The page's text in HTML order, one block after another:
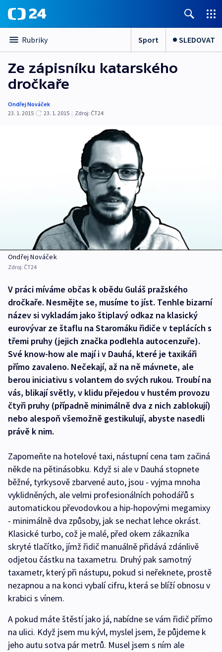
Rubriky Sport SLEDOVAT
Ze zápisníku katarského
dročkaře
Ondřej Nováček
23. 1. 2015
23. 1. 2015 | Zdroj: ČT24
Ondřej Nováček
Zdroj: ČT24
V práci míváme občas k obědu Guláš pražského
dročkaře. Nesmějte se, musíme to jíst. Tenhle bizarní
název si vykladám jako štiplavý odkaz na klasický
eurovývar ze štaflu na Staromáku řidiče v teplácích s
třemi pruhy (jejich značka podlehla autocenzuře).
Své know-how ale mají i v Dauhá, které je taxikáři
přímo zavaleno. Nečekají, až na ně mávnete, ale
berou iniciativu s volantem do svých rukou. Troubí na
vás, blikají světly, v klidu přejedou v hustém provozu
čtyři pruhy (případně minimálně dva z nich zablokují)
nebo alespoň všemožně gestikulují, abyste nasedli
právě k nim.
Zapomeňte na hotelové taxi, nástupní cena tam začiná
někde na pětinásobku. Když si ale v Dauhá stopnete
běžné, tyrkysově zbarvené auto, jsou - vyjma mnoha
vyklidněných, ale velmi profesionálních pohodářů s
automatickou převodovkou a hip-hopovými megamixy
- minimálně dva způsoby, jak se nechat lehce okrást.
Klasické turbo, což je malé, před okem zákazníka
skryté tlačítko, jímž řidič manuálně přidává zdánlivě
odjetou částku na taxametru. Druhý pak samotný
taxametr, který při nástupu, pokud si neřeknete, prostě
nezapnou a na konci vybalí cifru, která se blíží obnosu v
krabici s vínem.
A pokud máte štěstí jako já, nabídne se vám řidič přímo
na ulici. Když jsem mu kývl, myslel jsem, že půjdeme k
jeho autu sotva pár metrů. Musel jsem s ním ale